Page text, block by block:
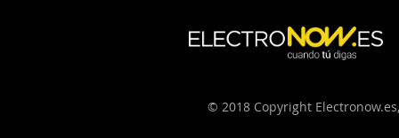
© 2018 Copyright